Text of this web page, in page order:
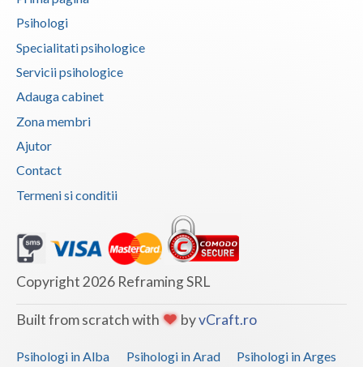
Vrancea
Psihologi
Specialitati psihologice
Servicii psihologice
Adauga cabinet
Zona membri
Ajutor
Contact
Termeni si conditii
Copyright 2026 Reframing SRL
Built from scratch with byvCraft.ro
Psihologi in Alba Psihologi in Arad
Psihologi in Arges